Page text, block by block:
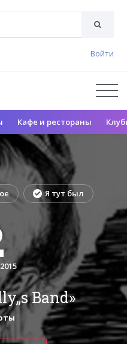
Войти
Кафе и рестораны
Я тут был
Band»